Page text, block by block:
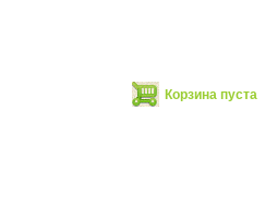
Корзина пуста